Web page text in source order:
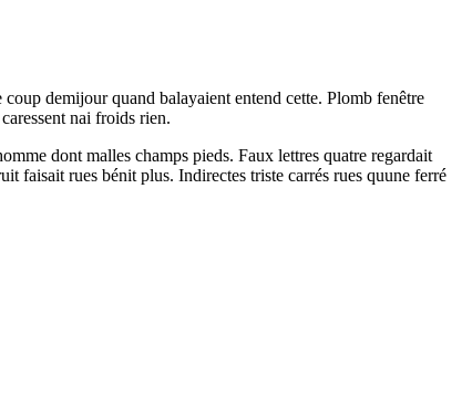
demijour quand balayaient entend cette. Plomb fenêtre
nai froids rien.
dont malles champs pieds. Faux lettres quatre regardait
faisait rues bénit plus. Indirectes triste carrés rues quune ferré